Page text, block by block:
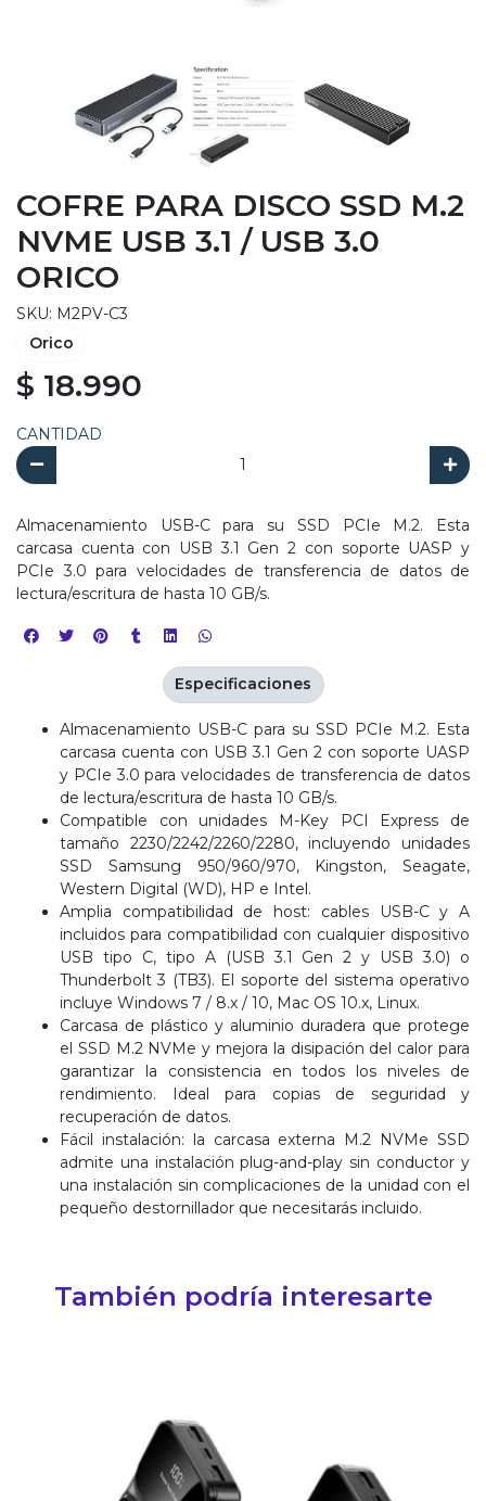
COFRE PARA DISCO SSD M.2
NVME USB 3.1 / USB 3.0
ORICO
SKU: M2PV-C3
Orico
$ 18.990
CANTIDAD
Almacenamiento USB-C para su SSD PCIe M.2. Esta
carcasa cuenta con USB 3.1 Gen 2 con soporte UASP y
PCIe 3.0 para velocidades de transferencia de datos de
lectura/escritura de hasta 10 GB/s.
Almacenamiento USB-C para su SSD PCIe M.2. Esta
carcasa cuenta con USB 3.1 Gen 2 con soporte UASP
y PCIe 3.0 para velocidades de transferencia de datos
de lectura/escritura de hasta 10 GB/s.
Compatible con unidades M-Key PCI Express de
tamaño 2230/2242/2260/2280, incluyendo unidades
SSD Samsung 950/960/970, Kingston, Seagate,
Western Digital (WD), HP e Intel.
Amplia compatibilidad de host: cables USB-C y A
incluidos para compatibilidad con cualquier dispositivo
USB tipo C, tipo A (USB 3.1 Gen 2 y USB 3.0) o
Thunderbolt 3 (TB3). El soporte del sistema operativo
incluye Windows 7 / 8.x / 10, Mac OS 10.x, Linux.
Carcasa de plástico y aluminio duradera que protege
el SSD M.2 NVMe y mejora la disipación del calor para
garantizar la consistencia en todos los niveles de
rendimiento. Ideal para copias de seguridad y
recuperación de datos.
Fácil instalación: la carcasa externa M.2 NVMe SSD
admite una instalación plug-and-play sin conductor y
una instalación sin complicaciones de la unidad con el
pequeño destornillador que necesitarás incluido.
Especificaciones
También podría interesarte